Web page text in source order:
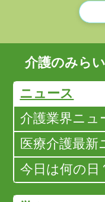
介護のみら
ニュース
介護業界ニュ
医療介護最新
今日は何の日